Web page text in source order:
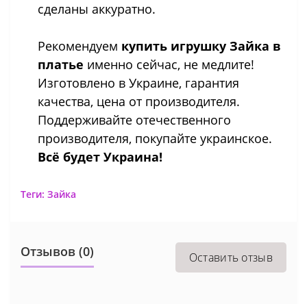
сделаны аккуратно.
Рекомендуем купить игрушку Зайка в
платье именно сейчас, не медлите!
Изготовлено в Украине, гарантия
качества, цена от производителя.
Поддерживайте отечественного
производителя, покупайте украинское.
Всё будет Украина!
Теги: Зайка
Отзывов (0) Оставить отзыв